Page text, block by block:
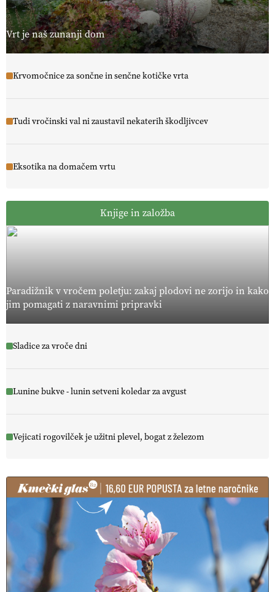
Vrt je naš zunanji dom
Krvomočnice za sončne in senčne kotičke vrta
Tudi vročinski val ni zaustavil nekaterih škodljivcev
Eksotika na domačem vrtu
Knjige in založba
Paradižnik v vročem poletju: zakaj plodovi ne zorijo in kako
jim pomagati z naravnimi pripravki
Sladice za vroče dni
Lunine bukve - lunin setveni koledar za avgust
Vejicati rogovilček je užitni plevel, bogat z železom